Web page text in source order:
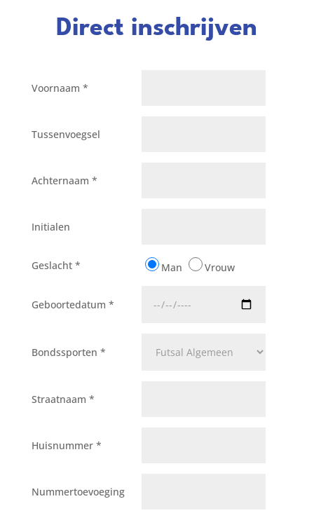
Direct inschrijven
Voornaam *
Tussenvoegsel
Achternaam *
Initialen
Geslacht * Man Vrouw
Geboortedatum *
Bondssporten *
Straatnaam *
Huisnummer *
Nummertoevoeging